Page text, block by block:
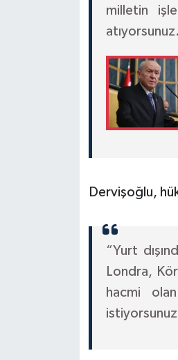
milletin
Dervişoğlu,
“Yurt
Londra,
hacmi